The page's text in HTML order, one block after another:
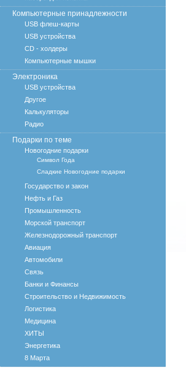
Компьютерные принадлежности
USB флеш-карты
USB устройства
CD - холдеры
Компьютерные мышки
Электроника
USB устройства
Другое
Калькуляторы
Радио
Подарки по теме
Новогодние подарки
Символ Года
Сладкие Новогодние подарки
Государство и закон
Нефть и Газ
Промышленность
Морской транспорт
Железнодорожный транспорт
Авиация
Автомобили
Связь
Банки и Финансы
Строительство и Недвижимость
Логистика
Медицина
ХИТЫ
Энергетика
8 Марта